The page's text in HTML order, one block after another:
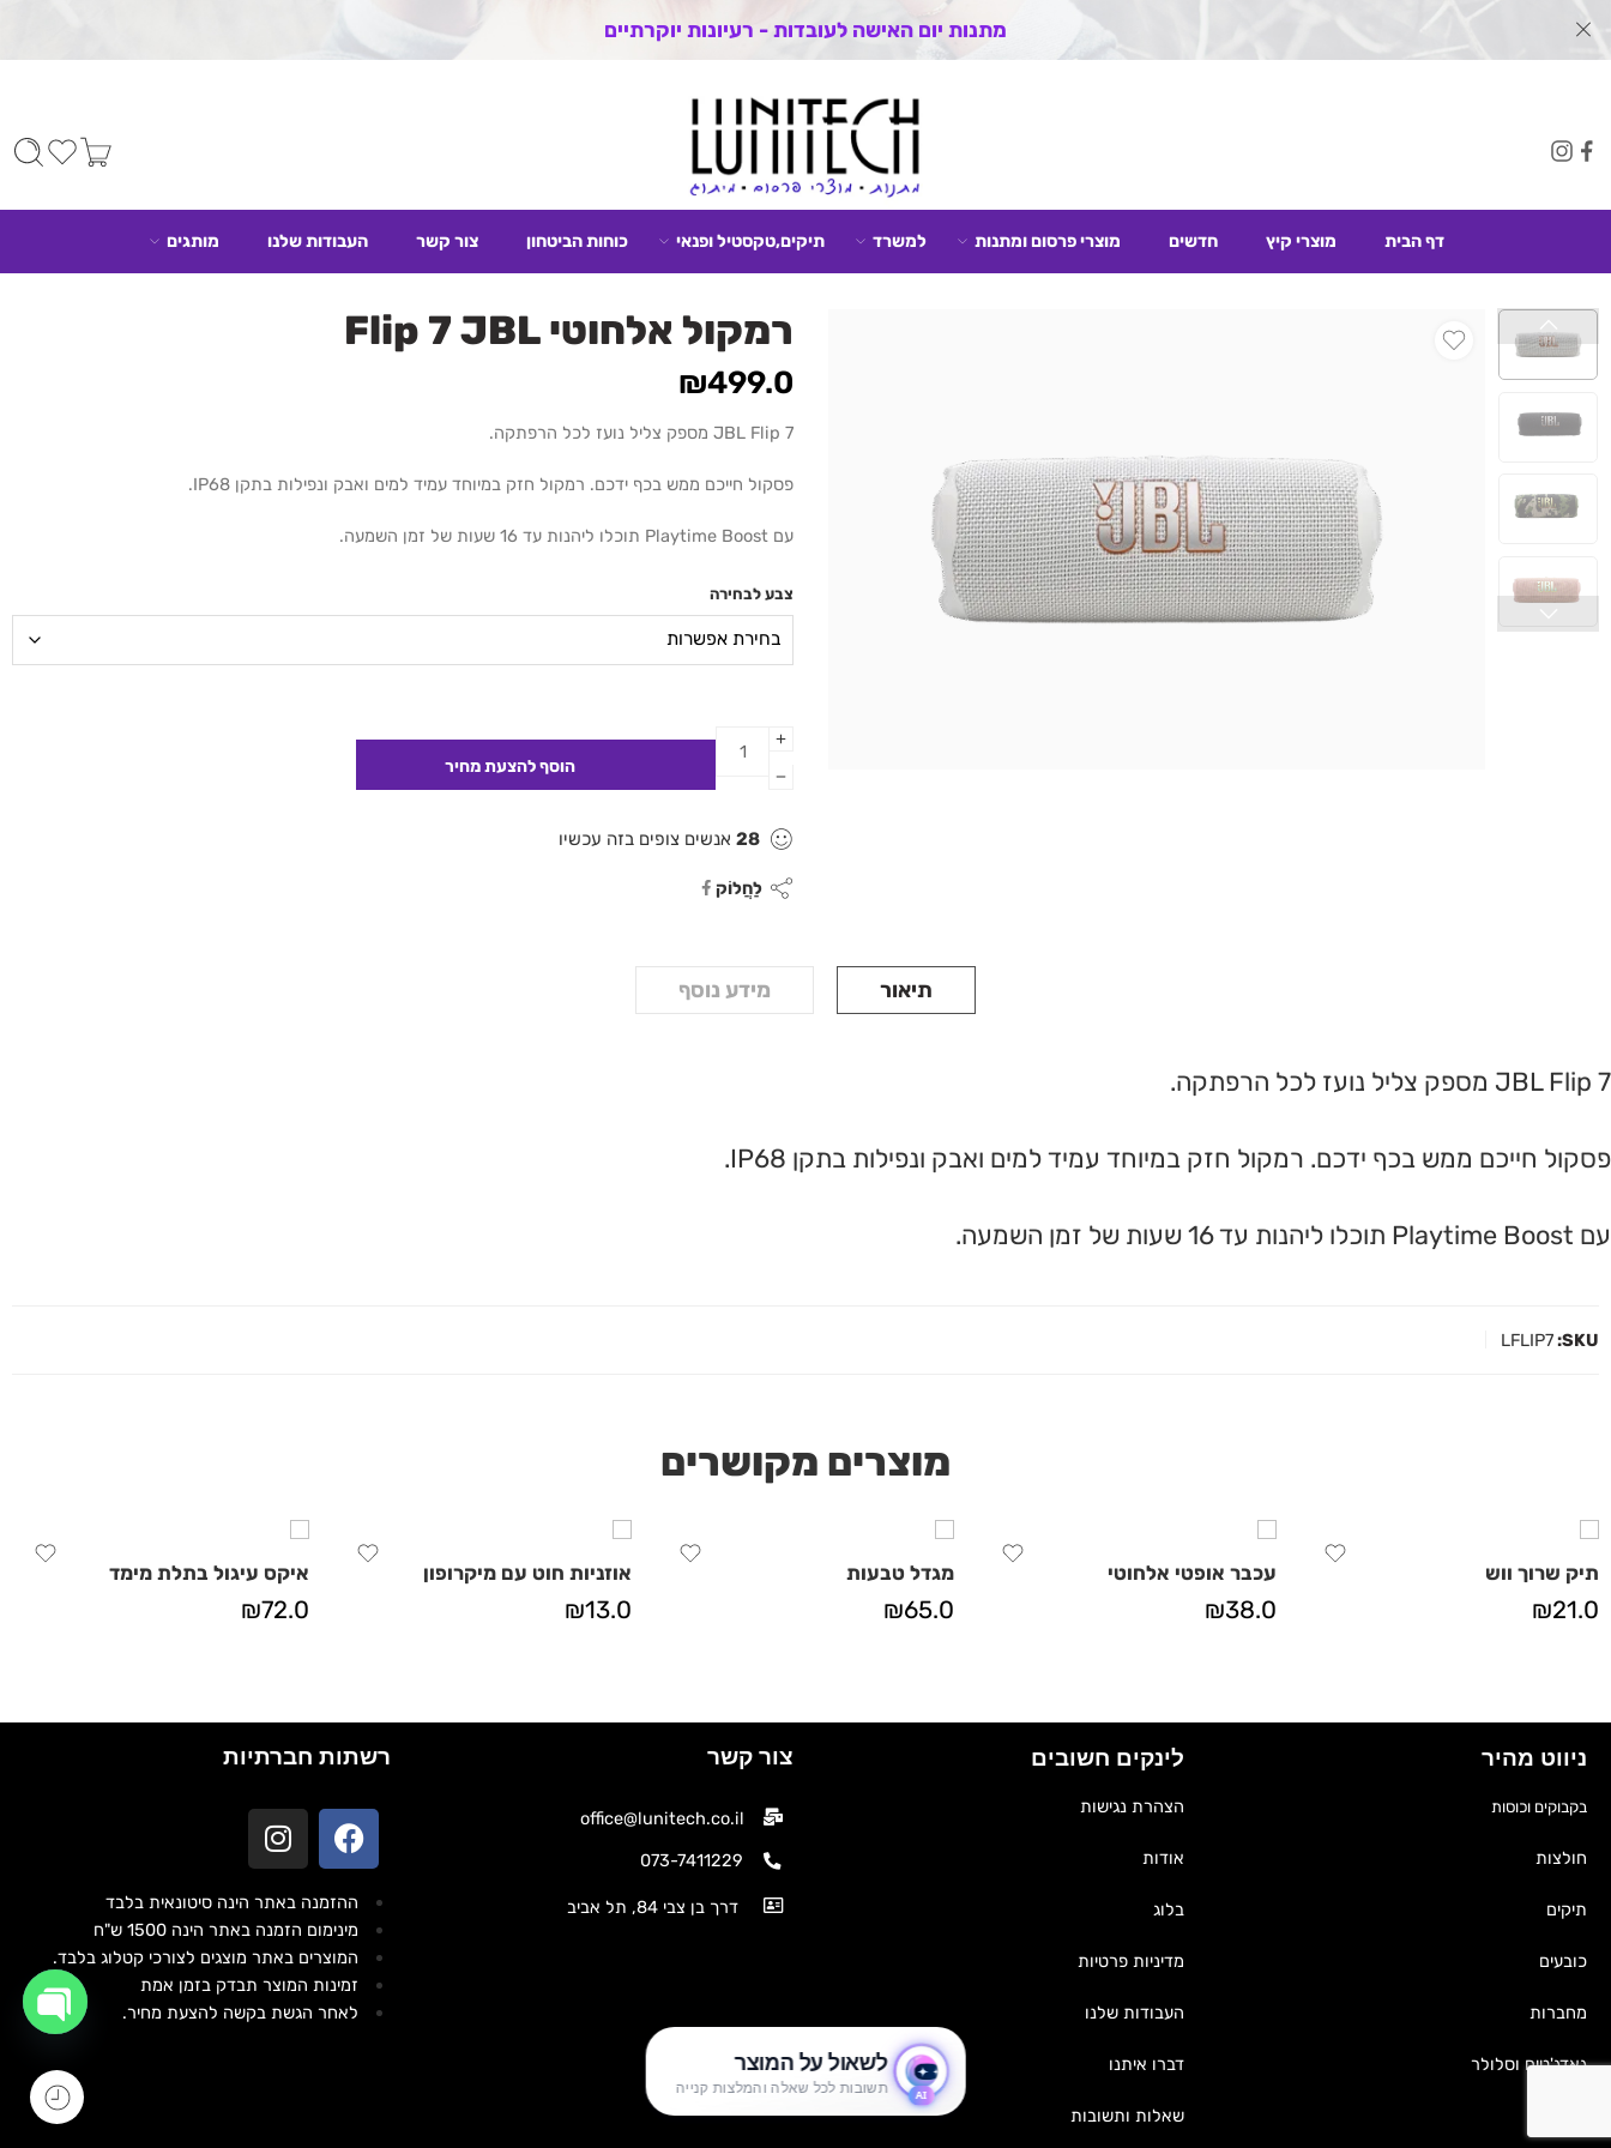
מתנות יום האישה לעובדות - רעיונות יוקרתיים
דף הבית מוצרי קיץ חדשים מוצרי פרסום ומתנות למשרד תיקים,טקסטיל ופנאי כוחות הביטחון צור קשר העבודות שלנו מותגים
רמקול אלחוטי Flip 7 JBL
₪499.0
JBL Flip 7 מספק צליל נועז לכל הרפתקה.
פסקול חייכם ממש בכף ידכם. רמקול חזק במיוחד עמיד למים ואבק ונפילות בתקן IP68.
עם Playtime Boost תוכלו ליהנות עד 16 שעות של זמן השמעה.
צבע לבחירה
28 אנשים צופים בזה עכשיו
לַחֲלוֹק
תיאור מידע נוסף
JBL Flip 7 מספק צליל נועז לכל הרפתקה.
פסקול חייכם ממש בכף ידכם. רמקול חזק במיוחד עמיד למים ואבק ונפילות בתקן IP68.
עם Playtime Boost תוכלו ליהנות עד 16 שעות של זמן השמעה.
SKU:
LFLIP7
מוצרים מקושרים
תיק שרוך ווש
₪21.0
עכבר אופטי אלחוטי
₪38.0
מגדל טבעות
₪65.0
אוזניות חוט עם מיקרופון
₪13.0
איקס עיגול בתלת מימד
₪72.0
ניווט מהיר
בקבוקים וכוסות
חולצות
תיקים
כובעים
מחברות
גאדג'טים וסלולר
לינקים חשובים
הצהרת נגישות
אודות
בלוג
מדיניות פרטיות
העבודות שלנו
דברו איתנו
שאלות ותשובות
צור קשר
office@lunitech.co.il
073-7411229
דרך בן צבי 84, תל אביב
רשתות חברתיות
ההזמנה באתר הינה סיטונאית בלבד
מינימום הזמנה באתר הינה 1500 ש"ח
המוצרים באתר מוצגים לצורכי קטלוג בלבד.
זמינות המוצר תבדק בזמן אמת
לאחר הגשת בקשה להצעת מחיר.